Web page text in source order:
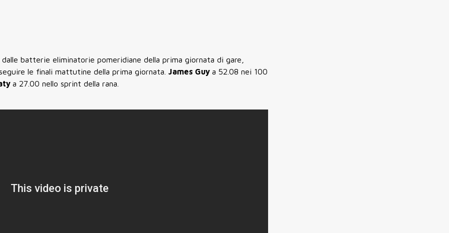
batterie eliminatorie pomeridiane della prima giornata di gare,
le finali mattutine della prima giornata. James Guy a 52.08 nei 100
a 27.00 nello sprint della rana.